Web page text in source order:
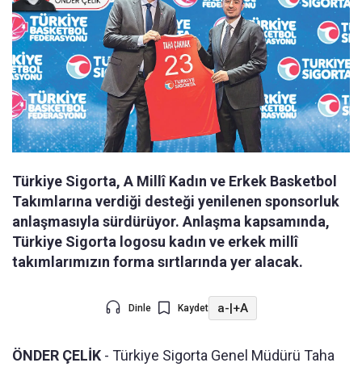
Türkiye Sigorta, A Millî Kadın ve Erkek Basketbol
Takımlarına verdiği desteği yenilenen sponsorluk
anlaşmasıyla sürdürüyor. Anlaşma kapsamında,
Türkiye Sigorta logosu kadın ve erkek millî
takımlarımızın forma sırtlarında yer alacak.
Dinle Kaydet a-|+A
ÖNDER ÇELİK - Türkiye Sigorta Genel Müdürü Taha